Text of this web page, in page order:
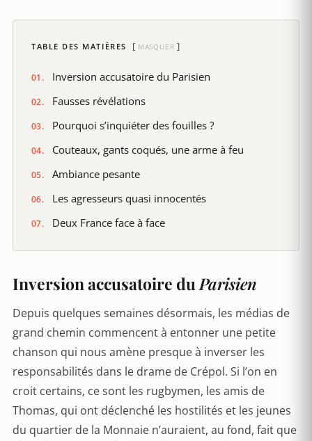
TABLE DES MATIÈRES MASQUER
Inversion accusatoire du Parisien
Fausses révélations
Pourquoi s’inquiéter des fouilles ?
Couteaux, gants coqués, une arme à feu
Ambiance pesante
Les agresseurs quasi innocentés
Deux France face à face
Inversion accusatoire du Parisien
Depuis quelques semaines désormais, les médias de
grand chemin commencent à entonner une petite
chanson qui nous amène presque à inverser les
responsabilités dans le drame de Crépol. Si l’on en
croit certains, ce sont les rugbymen, les amis de
Thomas, qui ont déclenché les hostilités et les jeunes
du quartier de la Monnaie n’auraient, au fond, fait que